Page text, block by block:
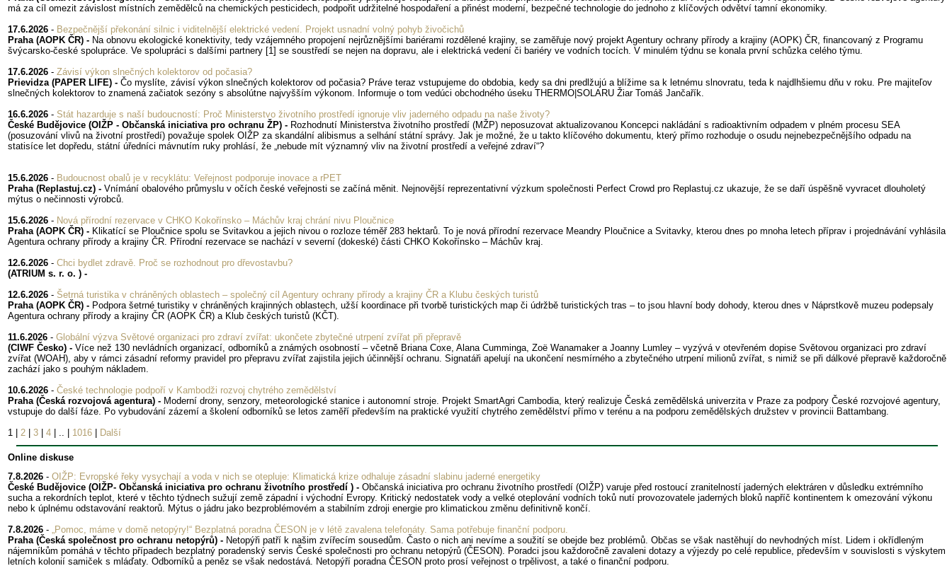
má za cíl omezit závislost místních zemědělců na chemických pesticidech, podpořit udržitelné hospodaření a přinést moderní, bezpečné technologie do jednoho z klíčových odvětví tamní ekonomiky.
17.6.2026 - Bezpečnější překonání silnic i viditelnější elektrické vedení. Projekt usnadní volný pohyb živočichů
Praha (AOPK ČR) - Na obnovu ekologické konektivity, tedy vzájemného propojení nejrůznějšími bariérami rozdělené krajiny, se zaměřuje nový projekt Agentury ochrany přírody a krajiny (AOPK) ČR, financovaný z Programu
švýcarsko-české spolupráce. Ve spolupráci s dalšími partnery [1] se soustředí se nejen na dopravu, ale i elektrická vedení či bariéry ve vodních tocích. V minulém týdnu se konala první schůzka celého týmu.
17.6.2026 - Závisí výkon slnečných kolektorov od počasia?
Prievidza (PAPER LIFE) - Čo myslíte, závisí výkon slnečných kolektorov od počasia? Práve teraz vstupujeme do obdobia, kedy sa dni predlžujú a blížime sa k letnému slnovratu, teda k najdlhšiemu dňu v roku. Pre majiteľov
slnečných kolektorov to znamená začiatok sezóny s absolútne najvyšším výkonom. Informuje o tom vedúci obchodného úseku THERMO|SOLARU Žiar Tomáš Jančařík.
16.6.2026 - Stát hazarduje s naší budoucností: Proč Ministerstvo životního prostředí ignoruje vliv jaderného odpadu na naše životy?
České Budějovice (OIŽP - Občanská iniciativa pro ochranu ŽP) - Rozhodnutí Ministerstva životního prostředí (MŽP) neposuzovat aktualizovanou Koncepci nakládání s radioaktivním odpadem v plném procesu SEA
(posuzování vlivů na životní prostředí) považuje spolek OIŽP za skandální alibismus a selhání státní správy. Jak je možné, že u takto klíčového dokumentu, který přímo rozhoduje o osudu nejnebezpečnějšího odpadu na
statisíce let dopředu, státní úředníci mávnutím ruky prohlásí, že „nebude mít významný vliv na životní prostředí a veřejné zdraví“?
15.6.2026 - Budoucnost obalů je v recyklátu: Veřejnost podporuje inovace a rPET
Praha (Replastuj.cz) - Vnímání obalového průmyslu v očích české veřejnosti se začíná měnit. Nejnovější reprezentativní výzkum společnosti Perfect Crowd pro Replastuj.cz ukazuje, že se daří úspěšně vyvracet dlouholetý
mýtus o nečinnosti výrobců.
15.6.2026 - Nová přírodní rezervace v CHKO Kokořínsko – Máchův kraj chrání nivu Ploučnice
Praha (AOPK ČR) - Klikatící se Ploučnice spolu se Svitavkou a jejich nivou o rozloze téměř 283 hektarů. To je nová přírodní rezervace Meandry Ploučnice a Svitavky, kterou dnes po mnoha letech příprav i projednávání vyhlásila
Agentura ochrany přírody a krajiny ČR. Přírodní rezervace se nachází v severní (dokeské) části CHKO Kokořínsko – Máchův kraj.
12.6.2026 - Chci bydlet zdravě. Proč se rozhodnout pro dřevostavbu?
(ATRIUM s. r. o. ) -
12.6.2026 - Šetrná turistika v chráněných oblastech – společný cíl Agentury ochrany přírody a krajiny ČR a Klubu českých turistů
Praha (AOPK ČR) - Podpora šetrné turistiky v chráněných krajinných oblastech, užší koordinace při tvorbě turistických map či údržbě turistických tras – to jsou hlavní body dohody, kterou dnes v Náprstkově muzeu podepsaly
Agentura ochrany přírody a krajiny ČR (AOPK ČR) a Klub českých turistů (KČT).
11.6.2026 - Globální výzva Světové organizaci pro zdraví zvířat: ukončete zbytečné utrpení zvířat při přepravě
(CIWF Česko) - Více než 130 nevládních organizací, odborníků a známých osobností – včetně Briana Coxe, Alana Cumminga, Zoë Wanamaker a Joanny Lumley – vyzývá v otevřeném dopise Světovou organizaci pro zdraví
zvířat (WOAH), aby v rámci zásadní reformy pravidel pro přepravu zvířat zajistila jejich účinnější ochranu. Signatáři apelují na ukončení nesmírného a zbytečného utrpení milionů zvířat, s nimiž se při dálkové přepravě každoročně
zachází jako s pouhým nákladem.
10.6.2026 - České technologie podpoří v Kambodži rozvoj chytrého zemědělství
Praha (Česká rozvojová agentura) - Moderní drony, senzory, meteorologické stanice i autonomní stroje. Projekt SmartAgri Cambodia, který realizuje Česká zemědělská univerzita v Praze za podpory České rozvojové agentury,
vstupuje do další fáze. Po vybudování zázemí a školení odborníků se letos zaměří především na praktické využití chytrého zemědělství přímo v terénu a na podporu zemědělských družstev v provincii Battambang.
1
2 3 4 .. 1016 Další
Online diskuse
7.8.2026 - OIŽP: Evropské řeky vysychají a voda v nich se otepluje: Klimatická krize odhaluje zásadní slabinu jaderné energetiky
České Budějovice (OIŽP- Občanská iniciativa pro ochranu životního prostředí ) - Občanská iniciativa pro ochranu životního prostředí (OIŽP) varuje před rostoucí zranitelností jaderných elektráren v důsledku extrémního
sucha a rekordních teplot, které v těchto týdnech sužují země západní i východní Evropy. Kritický nedostatek vody a velké oteplování vodních toků nutí provozovatele jaderných bloků napříč kontinentem k omezování výkonu
nebo k úplnému odstavování reaktorů. Mýtus o jádru jako bezproblémovém a stabilním zdroji energie pro klimatickou změnu definitivně končí.
7.8.2026 - „Pomoc, máme v domě netopýry!“ Bezplatná poradna ČESON je v létě zavalena telefonáty. Sama potřebuje finanční podporu.
Praha (Česká společnost pro ochranu netopýrů) - Netopýři patří k našim zvířecím sousedům. Často o nich ani nevíme a soužití se obejde bez problémů. Občas se však nastěhují do nevhodných míst. Lidem i okřídleným
nájemníkům pomáhá v těchto případech bezplatný poradenský servis České společnosti pro ochranu netopýrů (ČESON). Poradci jsou každoročně zavaleni dotazy a výjezdy po celé republice, především v souvislosti s výskytem
letních kolonií samiček s mláďaty. Odborníků a peněz se však nedostává. Netopýří poradna ČESON proto prosí veřejnost o trpělivost, a také o finanční podporu.